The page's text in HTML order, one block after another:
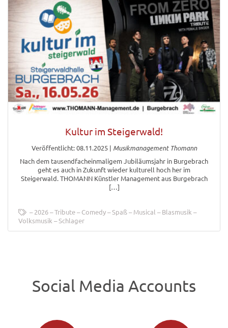
Kultur im Steigerwald!
Veröffentlicht: 08.11.2025| Musikmanagement Thomann
Nach dem tausendfacheinmaligem Jubiläumsjahr in Burgebrach
geht es auch in Zukunft wieder kulturell hoch her im
Steigerwald. THOMANN Künstler Management aus Burgebrach
[…]
2026 Tribute Comedy Spaß Musical
Blasmusik
Volksmusik
Schlager
Social Media Accounts